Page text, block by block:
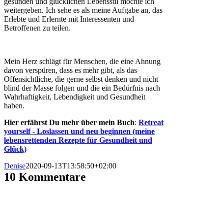
weitergeben. Ich sehe es als meine Aufgabe an, das
Erlebte und Erlernte mit Interessenten und
Betroffenen zu teilen.
Mein Herz schlägt für Menschen, die eine Ahnung
davon verspüren, dass es mehr gibt, als das
Offensichtliche, die gerne selbst denken und nicht
blind der Masse folgen und die ein Bedürfnis nach
Wahrhaftigkeit, Lebendigkeit und Gesundheit
haben.
Hier erfährst Du mehr über mein Buch: Retreat
yourself - Loslassen und neu beginnen (meine
lebensrettenden Rezepte für Gesundheit und
Glück)
Denise2020-09-13T13:58:50+02:00
10 Kommentare